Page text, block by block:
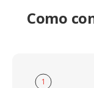
Como
1